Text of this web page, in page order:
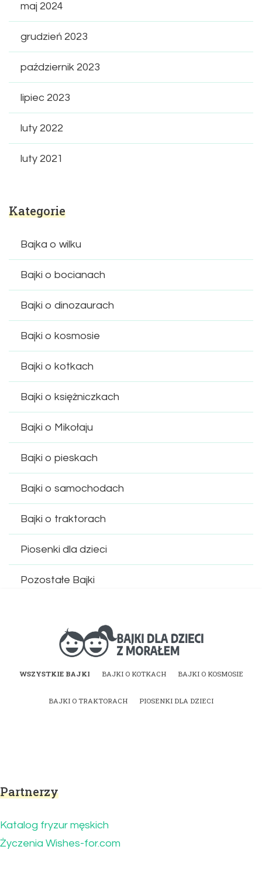
maj 2024
grudzień 2023
październik 2023
lipiec 2023
luty 2022
luty 2021
Kategorie
Bajka o wilku
Bajki o bocianach
Bajki o dinozaurach
Bajki o kosmosie
Bajki o kotkach
Bajki o księżniczkach
Bajki o Mikołaju
Bajki o pieskach
Bajki o samochodach
Bajki o traktorach
Piosenki dla dzieci
Pozostałe Bajki
Bajki dla dzieci z
WSZYSTKIE BAJKI BAJKI O KOTKACH BAJKI O KOSMOSIE
BAJKI O TRAKTORACH PIOSENKI DLA DZIECI
Partnerzy
Katalog fryzur męskich
Życzenia Wishes-for.com